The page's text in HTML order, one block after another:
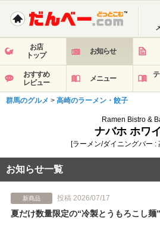
お店
トップ
お知らせ
おすすめ
レビュー
メニュー
群馬のグルメ > 高崎のラーメン・餃子
Ramen Bistro &
ナバホ ホワ
[ラーメン/ダイニングバー :
お知らせ一覧
新商品 投稿 2026/07/17
夏だけ数量限定の“冷製とうもろこし麺”